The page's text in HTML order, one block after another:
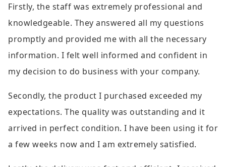
Firstly, the staff was extremely professional and
knowledgeable. They answered all my questions
promptly and provided me with all the necessary
information. I felt well informed and confident in
my decision to do business with your company.
Secondly, the product I purchased exceeded my
expectations. The quality was outstanding and it
arrived in perfect condition. I have been using it for
a few weeks now and I am extremely satisfied.